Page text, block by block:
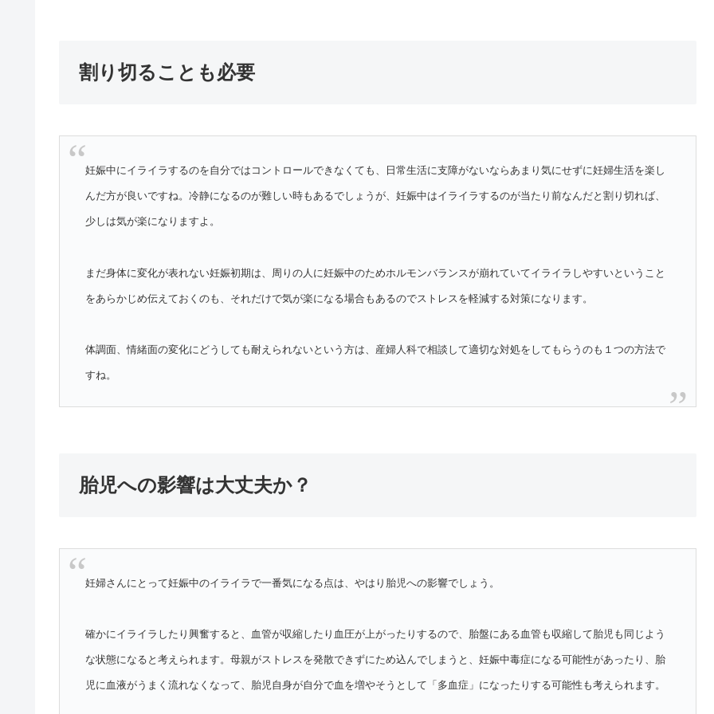
割り切ることも必要
妊娠中にイライラするのを自分ではコントロールできなくても、日常生活に支障がないならあまり気にせずに妊婦生活を楽し
んだ方が良いですね。冷静になるのが難しい時もあるでしょうが、妊娠中はイライラするのが当たり前なんだと割り切れば、
少しは気が楽になりますよ。
まだ身体に変化が表れない妊娠初期は、周りの人に妊娠中のためホルモンバランスが崩れていてイライラしやすいということ
をあらかじめ伝えておくのも、それだけで気が楽になる場合もあるのでストレスを軽減する対策になります。
体調面、情緒面の変化にどうしても耐えられないという方は、産婦人科で相談して適切な対処をしてもらうのも１つの方法で
すね。
胎児への影響は大丈夫か？
妊婦さんにとって妊娠中のイライラで一番気になる点は、やはり胎児への影響でしょう。
確かにイライラしたり興奮すると、血管が収縮したり血圧が上がったりするので、胎盤にある血管も収縮して胎児も同じよう
な状態になると考えられます。母親がストレスを発散できずにため込んでしまうと、妊娠中毒症になる可能性があったり、胎
児に血液がうまく流れなくなって、胎児自身が自分で血を増やそうとして「多血症」になったりする可能性も考えられます。